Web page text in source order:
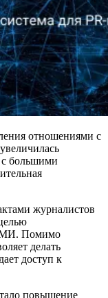
отношениями с
с большими
журналистов
Помимо
делать
доступ к
повышение